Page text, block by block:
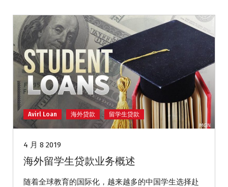
Avirl Loan 海外贷款 留学生贷款
4 月 8 2019
海外留学生贷款业务概述
随着全球教育的国际化，越来越多的中国学生选择赴